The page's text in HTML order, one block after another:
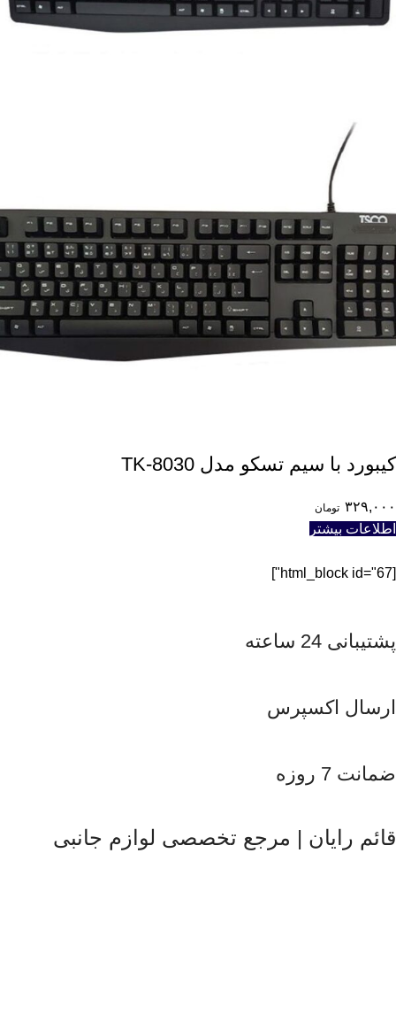
کیبورد با سیم تسکو مدل TK-8030
۳۲۹,۰۰۰ تومان
اطلاعات بیشتر
[html_block id="67"]
پشتیبانی 24 ساعته
ارسال اکسپرس
ضمانت 7 روزه
قائم رایان | مرجع تخصصی لوازم جانبی